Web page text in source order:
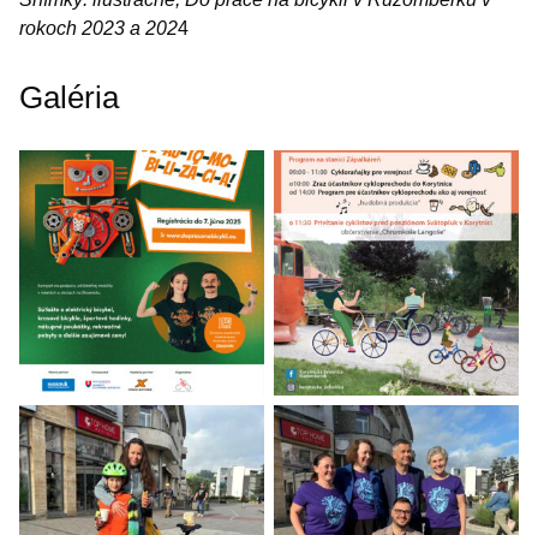
rokoch 2023 a 2024
Galéria